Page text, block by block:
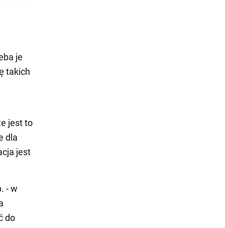
je
takich
jest to
dla
jest
- w
do